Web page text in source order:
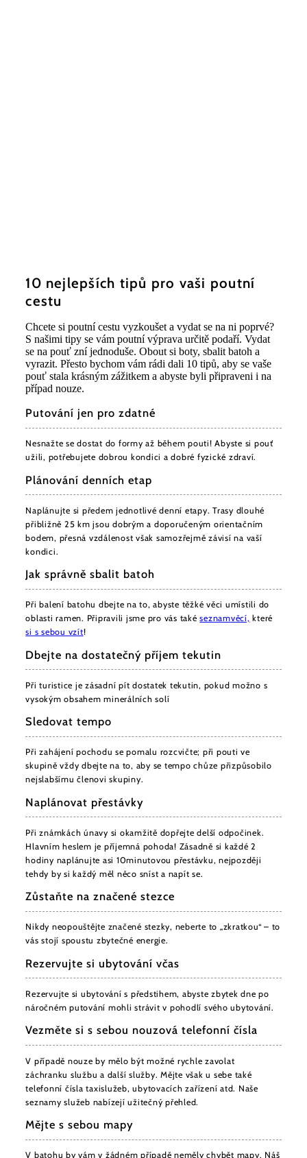
10 nejlepších tipů pro vaši poutní
cestu
Chcete si poutní cestu vyzkoušet a vydat se na ni poprvé?
S našimi tipy se vám poutní výprava určitě podaří. Vydat
se na pouť zní jednoduše. Obout si boty, sbalit batoh a
vyrazit. Přesto bychom vám rádi dali 10 tipů, aby se vaše
pouť stala krásným zážitkem a abyste byli připraveni i na
případ nouze.
Putování jen pro zdatné
Nesnažte se dostat do formy až během pouti! Abyste si pouť
užili, potřebujete dobrou kondici a dobré fyzické zdraví.
Plánování denních etap
Naplánujte si předem jednotlivé denní etapy. Trasy dlouhé
přibližně 25 km jsou dobrým a doporučeným orientačním
bodem, přesná vzdálenost však samozřejmě závisí na vaší
kondici.
Jak správně sbalit batoh
Při balení batohu dbejte na to, abyste těžké věci umístili do
oblasti ramen. Připravili jsme pro vás takéseznamvěcí, které
si s sebou vzít!
Dbejte na dostatečný příjem tekutin
Při turistice je zásadní pít dostatek tekutin, pokud možno s
vysokým obsahem minerálních solí
Sledovat tempo
Při zahájení pochodu se pomalu rozcvičte; při pouti ve
skupině vždy dbejte na to, aby se tempo chůze přizpůsobilo
nejslabšímu členovi skupiny.
Naplánovat přestávky
Při známkách únavy si okamžitě dopřejte delší odpočinek.
Hlavním heslem je příjemná pohoda! Zásadně si každé 2
hodiny naplánujte asi 10minutovou přestávku, nejpozději
tehdy by si každý měl něco sníst a napít se.
Zůstaňte na značené stezce
Nikdy neopouštějte značené stezky, neberte to „zkratkou“ – to
vás stojí spoustu zbytečné energie.
Rezervujte si ubytování včas
Rezervujte si ubytování s předstihem, abyste zbytek dne po
náročném putování mohli strávit v pohodlí svého ubytování.
Vezměte si s sebou nouzová telefonní čísla
V případě nouze by mělo být možné rychle zavolat
záchranku službu a další služby. Mějte však u sebe také
telefonní čísla taxislužeb, ubytovacích zařízení atd. Naše
seznamy služeb nabízejí užitečný přehled.
Mějte s sebou mapy
V batohu by vám v žádném případě neměly chybět mapy. Náš